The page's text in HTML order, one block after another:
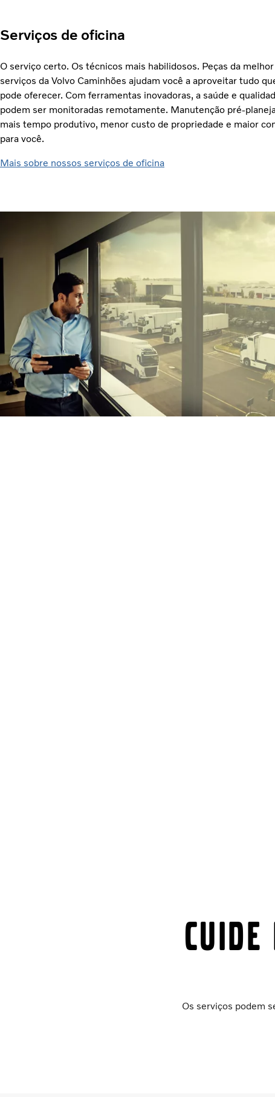
Serviços de oficina
O serviço certo. Os técnicos mais habilidosos. Peças da
serviços da Volvo Caminhões ajudam você a aproveitar tudo
pode oferecer. Com ferramentas inovadoras, a saúde e
podem ser monitoradas remotamente. Manutenção pré-
mais tempo produtivo, menor custo de propriedade e maior
para você.
Mais sobre nossos serviços de oficina
CUIDE
Os serviços podem